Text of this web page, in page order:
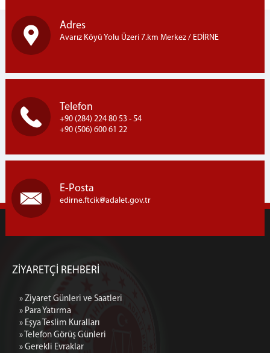
Adres
Avarız Köyü Yolu Üzeri 7.km Merkez / EDİRNE
Telefon
+90 (284) 224 80 53 - 54
+90 (506) 600 61 22
E-Posta
edirne.ftcik adalet.gov.tr
ZİYARETÇİ REHBERİ
» Ziyaret Günleri ve Saatleri
» Para Yatırma
» Eşya Teslim Kuralları
» Telefon Görüş Günleri
» Gerekli Evraklar